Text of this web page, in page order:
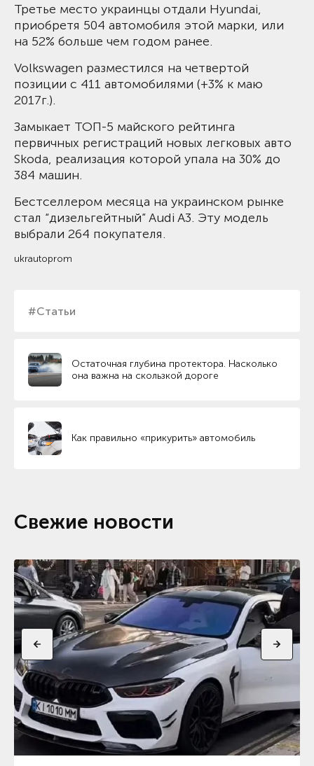
#Статьи
Остаточная глубина протектора. Насколько
она важна на скользкой дороге
Как правильно «прикурить» автомобиль
Третье место украинцы отдали Hyundai,
приобретя 504 автомобиля этой марки, или
на 52% больше чем годом ранее.
Volkswagen разместился на четвертой
позиции с 411 автомобилями (+3% к маю
2017г.).
Замыкает ТОП-5 майского рейтинга
первичных регистраций новых легковых авто
Skoda, реализация которой упала на 30% до
384 машин.
Бестселлером месяца на украинском рынке
стал “дизельгейтный” Audi A3. Эту модель
выбрали 264 покупателя.
ukrautoprom
Свежие новости